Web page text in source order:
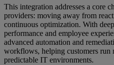
This integration addresses a core
providers: moving away from
continuous optimization. With
performance and employee
advanced automation and
workflows, helping customers run
predictable IT environments.